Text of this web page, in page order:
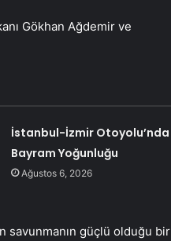
Gökhan Ağdemir ve
İstanbul-İzmir Otoyolu’nda
Bayram Yoğunluğu
Ağustos 6, 2026
savunmanın güçlü olduğu bir